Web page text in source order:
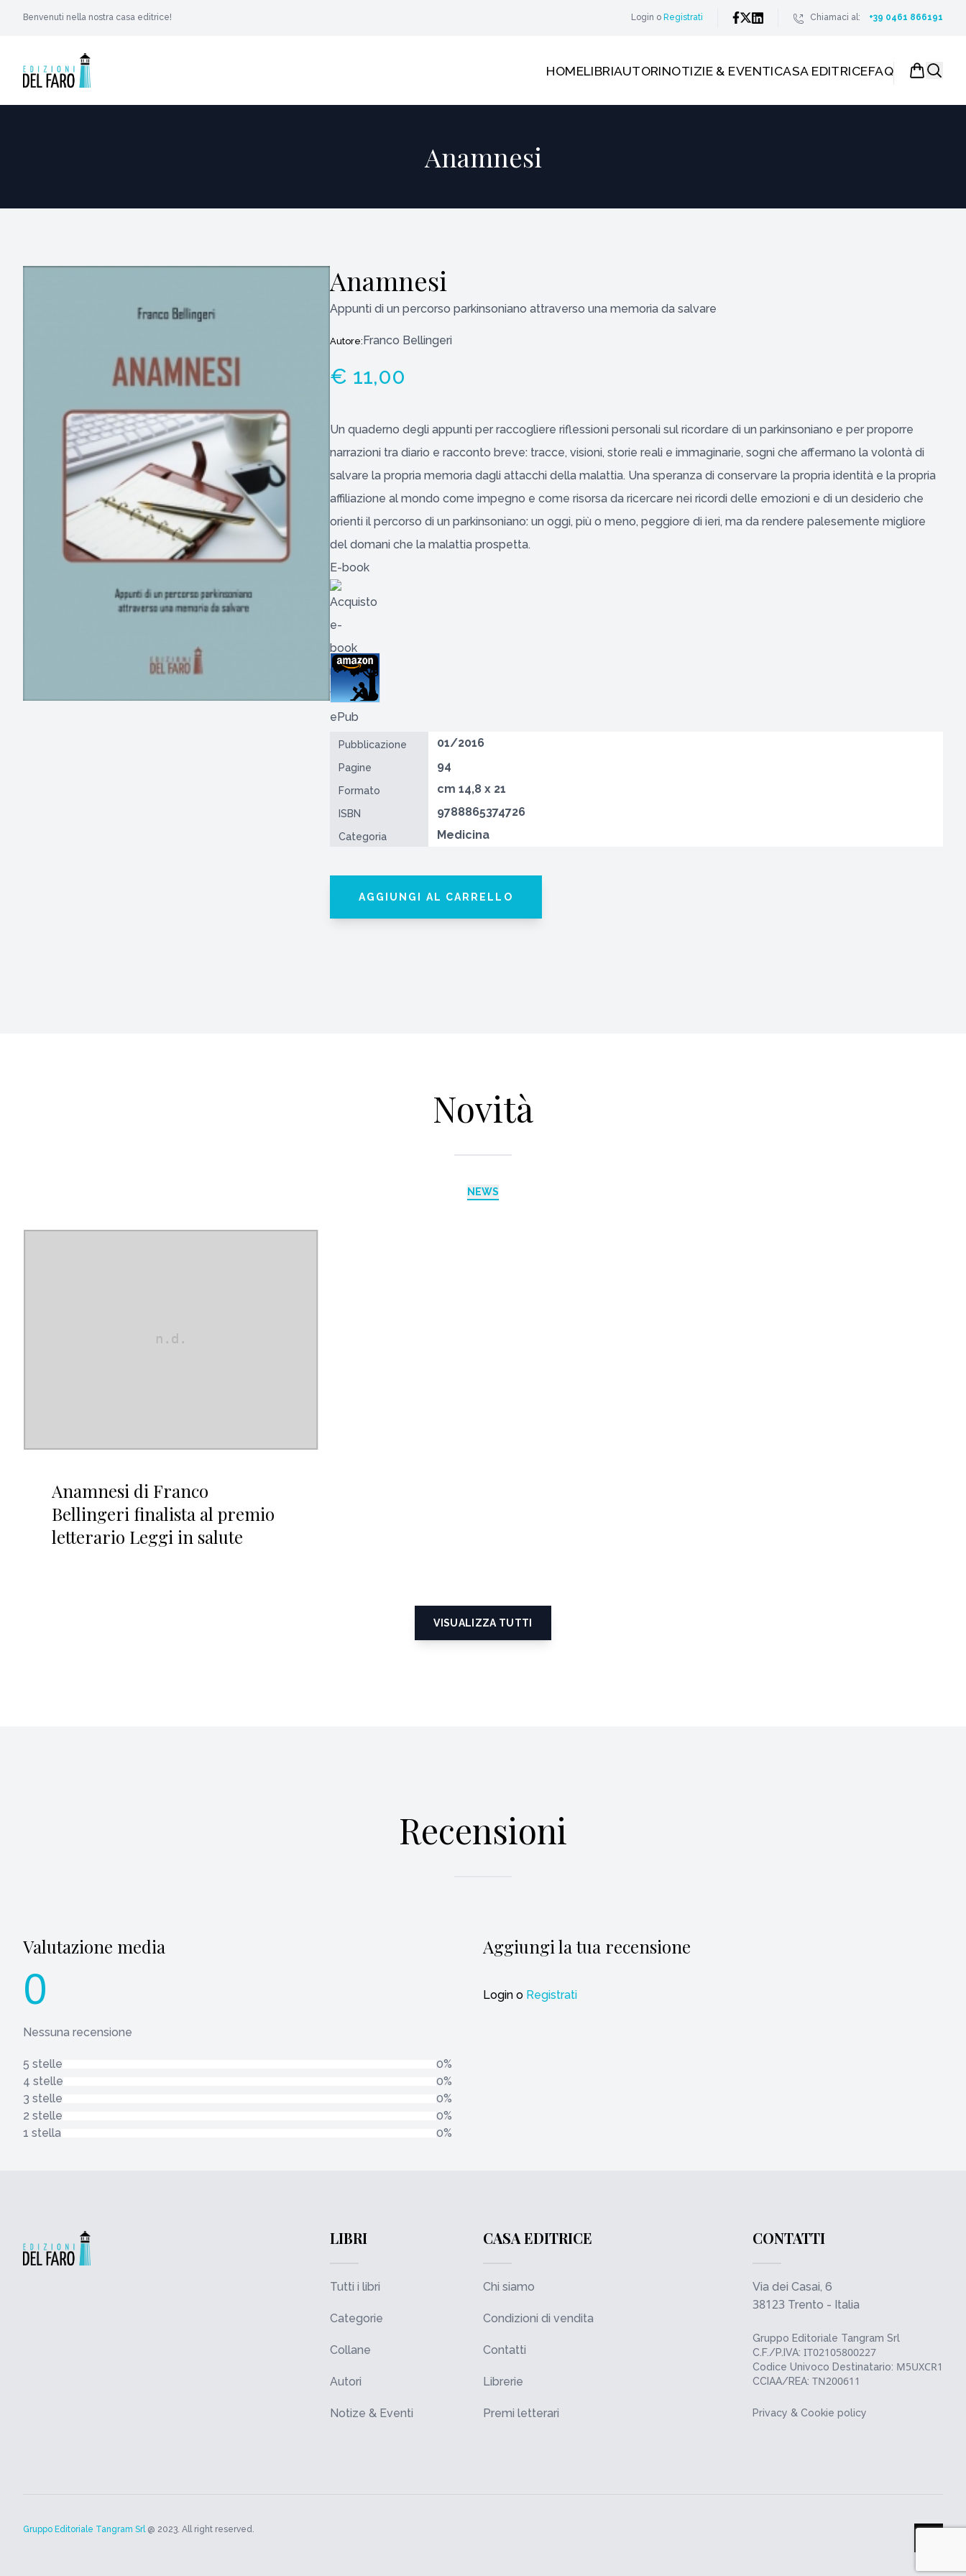
Benvenuti nella nostra casa editrice! Login o Registrati Chiamaci al: +39 0461 866191
HOMELIBRIAUTORINOTIZIE & EVENTICASA EDITRICEFAQ
Anamnesi
Anamnesi
Appunti di un percorso parkinsoniano attraverso una memoria da salvare
Autore:Franco Bellingeri
€ 11,00
Un quaderno degli appunti per raccogliere riflessioni personali sul ricordare di un parkinsoniano e per proporre
narrazioni tra diario e racconto breve: tracce, visioni, storie reali e immaginarie, sogni che affermano la volontà di
salvare la propria memoria dagli attacchi della malattia. Una speranza di conservare la propria identità e la propria
affiliazione al mondo come impegno e come risorsa da ricercare nei ricordi delle emozioni e di un desiderio che
orienti il percorso di un parkinsoniano: un oggi, più o meno, peggiore di ieri, ma da rendere palesemente migliore
del domani che la malattia prospetta.
E-book
Pubblicazione 01/2016
Pagine 94
Formato cm 14,8 x 21
ISBN 9788865374726
Categoria Medicina
AGGIUNGI AL CARRELLO
Novità
NEWS
Anamnesi di Franco
Bellingeri finalista al premio
letterario Leggi in salute
VISUALIZZA TUTTI
Recensioni
Valutazione media
0
Nessuna recensione
5 stelle
0%
4 stelle
0%
3 stelle
0%
2 stelle
0%
1 stella
0%
Aggiungi la tua recensione
Login o Registrati
LIBRI
Tutti i libri
Categorie
Collane
Autori
Notize & Eventi
CASA EDITRICE
Chi siamo
Condizioni di vendita
Contatti
Librerie
Premi letterari
CONTATTI
Via dei Casai, 6
38123 Trento - Italia
Gruppo Editoriale Tangram Srl
C.F./P.IVA: IT02105800227
Codice Univoco Destinatario: M5UXCR1
CCIAA/REA: TN200611
Privacy & Cookie policy
Gruppo Editoriale Tangram Srl@ 2023. All right reserved.